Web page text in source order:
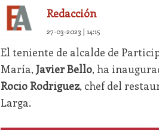
Redacción
27-03-2023 | 14:15
El teniente de alcalde de
María, Javier Bello, ha
Rocío Rodríguez, chef del
Larga.